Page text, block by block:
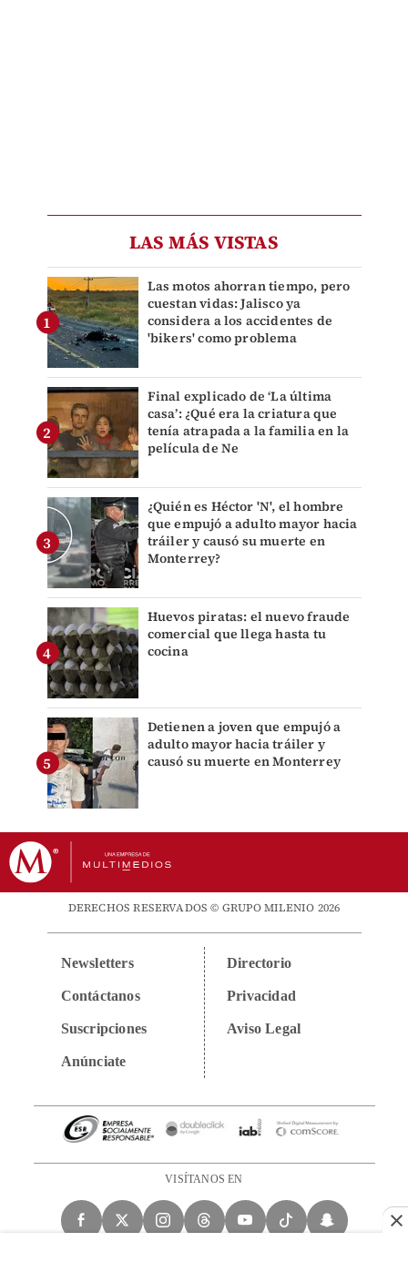
LAS MÁS VISTAS
Las motos ahorran tiempo, pero
cuestan vidas: Jalisco ya
considera a los accidentes de
'bikers' como problema
Final explicado de ‘La última
casa’: ¿Qué era la criatura que
tenía atrapada a la familia en la
película de Ne
¿Quién es Héctor 'N', el hombre
que empujó a adulto mayor hacia
tráiler y causó su muerte en
Monterrey?
Huevos piratas: el nuevo fraude
comercial que llega hasta tu
cocina
Detienen a joven que empujó a
adulto mayor hacia tráiler y
causó su muerte en Monterrey
DERECHOS RESERVADOS © GRUPO MILENIO 2026
Newsletters
Contáctanos
Suscripciones
Anúnciate
Directorio
Privacidad
Aviso Legal
VISÍTANOS EN